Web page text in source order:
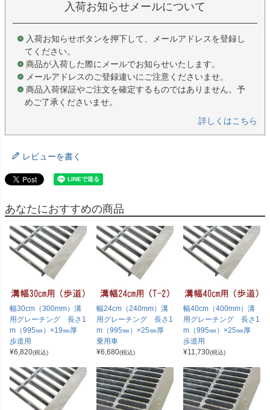
入荷お知らせメールについて
入荷お知らせボタンを押下して、メールアドレスを登録し
てください。
商品が入荷した際にメールでお知らせいたします。
メールアドレスのご登録違いにご注意くださいませ。
商品入荷保証やご注文を確定するものではありません。予
めご了承くださいませ。
詳しくはこちら
レビューを書く
あなたにおすすめの商品
幅30cm（300mm）溝
用グレーチング 長さ1
m（995㎜）×19㎜厚
歩道用
¥6,820(税込)
幅24cm（240mm）溝
用グレーチング 長さ1
m（995㎜）×25㎜厚
乗用車
¥6,680(税込)
幅40cm（400mm）溝
用グレーチング 長さ1
m（995㎜）×25㎜厚
歩道用
¥11,730(税込)